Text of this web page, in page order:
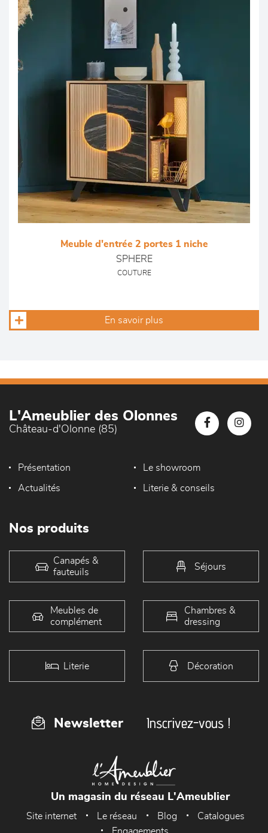
Meuble d'entrée 2 portes 1 niche
SPHERE
COUTURE
En savoir plus
L'Ameublier des Olonnes
Château-d'Olonne (85)
Présentation Le showroom
Actualités Literie & conseils
Nos produits
Canapés &
fauteuils
Séjours
Meubles de
complément
Chambres &
dressing
Literie Décoration
Newsletter Inscrivez-vous !
Un magasin du réseau L'Ameublier
Site internet Le réseau Blog
Catalogues